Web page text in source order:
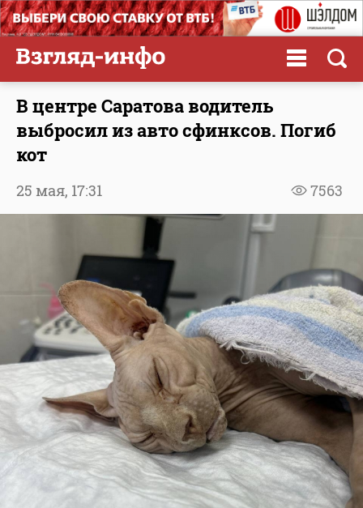
В центре Саратова водитель
выбросил из авто сфинксов. Погиб
кот
7563
25 мая, 17:31